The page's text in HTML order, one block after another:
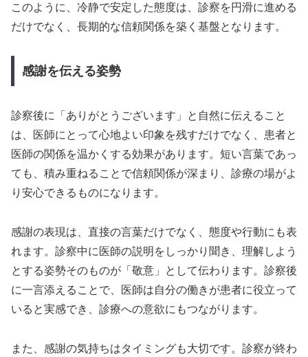
このように、冷静で安定した態度は、診察を円滑に進める
だけでなく、長期的な信頼関係を築く基盤となります。
感謝を伝える姿勢
診察後に「ありがとうございます」と自然に伝えること
は、医師にとって心地よい印象を残すだけでなく、患者と
医師の関係を温かくする効果があります。短い言葉であっ
ても、積み重ねることで信頼関係が深まり、診療の場がよ
り安心できるものになります。
感謝の表現は、直接の言葉だけでなく、態度や行動にも表
れます。診察中に医師の説明をしっかり聞き、理解しよう
とする姿勢そのものが「敬意」として伝わります。診察後
に一言添えることで、医師は自分の働きが患者に役立って
いると実感でき、診療への意欲にもつながります。
また、感謝の気持ちはタイミングも大切です。診察が終わ